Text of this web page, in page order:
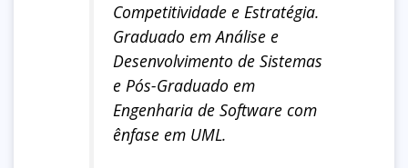
Competitividade e Estratégia.
Graduado em Análise e
Desenvolvimento de Sistemas
e Pós-Graduado em
Engenharia de Software com
ênfase em UML.